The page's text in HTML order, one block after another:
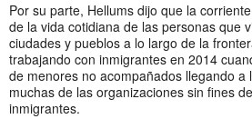
Por su parte, Hellums dijo que la
de la vida cotidiana de las personas que
ciudades y pueblos a lo largo de la
trabajando con inmigrantes en 2014
de menores no acompañados llegando a
muchas de las organizaciones sin fines
inmigrantes.